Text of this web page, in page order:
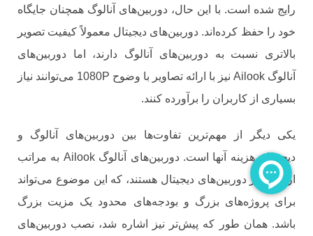
رایج شده است. با این حال، دوربین‌های آنالوگ همچنان جایگاه
خود را حفظ کرده‌اند. دوربین‌های دیجیتال معمولاً کیفیت تصویر
بالاتری نسبت به دوربین‌های آنالوگ دارند، اما دوربین‌های
آنالوگ Ailook نیز با ارائه تصاویر با وضوح 1080P می‌توانند نیاز
بسیاری از کاربران را برآورده کنند.
یکی دیگر از مهم‌ترین تفاوت‌ها بین دوربین‌های آنالوگ و
دیجیتال، هزینه آنها است. دوربین‌های آنالوگ Ailook به مراتب
ارزان‌تر از دوربین‌های دیجیتال هستند، که این موضوع می‌تواند
برای پروژه‌های بزرگ و بودجه‌های محدود یک مزیت بزرگ
باشد. همان طور که پیش‌تر نیز اشاره شد، نصب دوربین‌های